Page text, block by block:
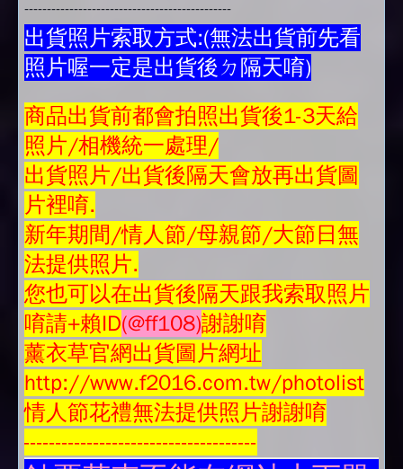
----------------------------------------------
出貨照片索取方式:(無法出貨前先看
照片喔一定是出貨後ㄉ隔天唷)
商品出貨前都會拍照出貨後1-3天給
照片/相機統一處理/
出貨照片/出貨後隔天會放再出貨圖
片裡唷.
新年期間/情人節/母親節/大節日無
法提供照片.
您也可以在出貨後隔天跟我索取照片
唷請+賴ID(@ff108)謝謝唷
薰衣草官網出貨圖片網址
http://www.f2016.com.tw/photolist
情人節花禮無法提供照片謝謝唷
-------------------------------------